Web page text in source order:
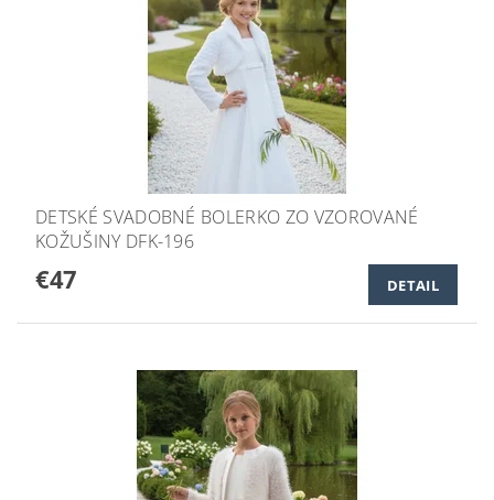
DETSKÉ SVADOBNÉ BOLERKO ZO VZOROVANÉ
KOŽUŠINY DFK-196
€47 DETAIL